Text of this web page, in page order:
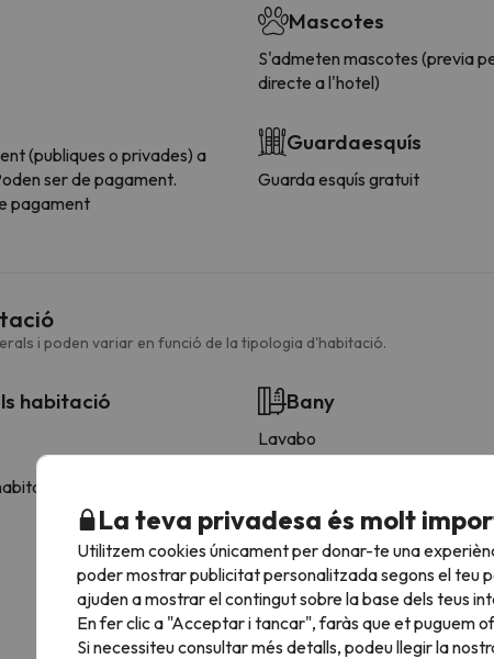
(publiques o privades) a
ser de pagament.
pagament
Mascotes
S'admeten mascotes (previa
directe a l'hotel)
Guardaesquís
Guarda esquís gratuit
i poden variar en funció de la tipologia d'habitació.
habitació Bany
Lavabo
Dutxa o banyera
La teva privadesa és molt
Utilitzem cookies únicament per donar-te una
poder mostrar publicitat personalitzada segons el teu
ajuden a mostrar el contingut sobre la base dels teus
En fer clic a "Acceptar i tancar", faràs que et puguem
Si necessiteu consultar més detalls, podeu llegir la